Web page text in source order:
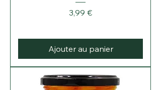
Prix
3,99 €
Ajouter au panier